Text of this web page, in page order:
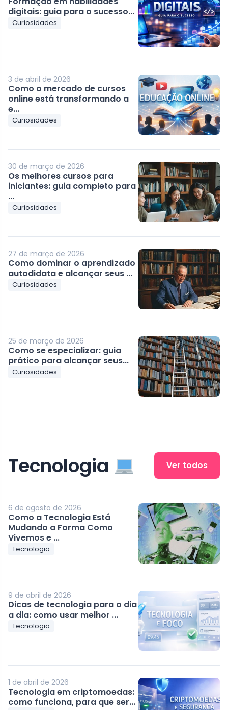
digitais: guia para o sucesso...
Curiosidades
3 de abril de 2026
Como o mercado de cursos
online está transformando a
e...
Curiosidades
30 de março de 2026
Os melhores cursos para
iniciantes: guia completo para
...
Curiosidades
27 de março de 2026
Como dominar o aprendizado
autodidata e alcançar seus ...
Curiosidades
25 de março de 2026
Como se especializar: guia
prático para alcançar seus...
Curiosidades
Tecnologia Ver todos
6 de agosto de 2026
Como a Tecnologia Está
Mudando a Forma Como
Vivemos e ...
Tecnologia
9 de abril de 2026
Dicas de tecnologia para o dia
a dia: como usar melhor ...
Tecnologia
1 de abril de 2026
Tecnologia em criptomoedas:
como funciona, para que ser...